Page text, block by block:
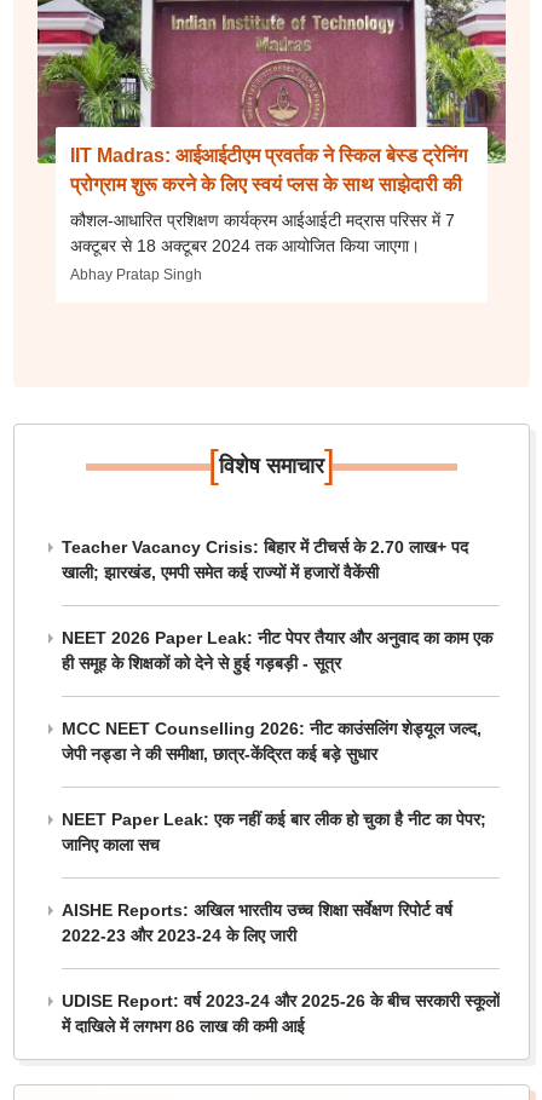
IIT Madras: आईआईटीएम प्रवर्तक ने स्किल बेस्ड ट्रेनिंग
प्रोग्राम शुरू करने के लिए स्वयं प्लस के साथ साझेदारी की
कौशल-आधारित प्रशिक्षण कार्यक्रम आईआईटी मद्रास परिसर में 7
अक्टूबर से 18 अक्टूबर 2024 तक आयोजित किया जाएगा।
Abhay Pratap Singh
[विशेष समाचार]
Teacher Vacancy Crisis: बिहार में टीचर्स के 2.70 लाख+ पद
खाली; झारखंड, एमपी समेत कई राज्यों में हजारों वैकेंसी
NEET 2026 Paper Leak: नीट पेपर तैयार और अनुवाद का काम एक
ही समूह के शिक्षकों को देने से हुई गड़बड़ी - सूत्र
MCC NEET Counselling 2026: नीट काउंसलिंग शेड्यूल जल्द,
जेपी नड्डा ने की समीक्षा, छात्र-केंद्रित कई बड़े सुधार
NEET Paper Leak: एक नहीं कई बार लीक हो चुका है नीट का पेपर;
जानिए काला सच
AISHE Reports: अखिल भारतीय उच्च शिक्षा सर्वेक्षण रिपोर्ट वर्ष
2022-23 और 2023-24 के लिए जारी
UDISE Report: वर्ष 2023-24 और 2025-26 के बीच सरकारी स्कूलों
में दाखिले में लगभग 86 लाख की कमी आई